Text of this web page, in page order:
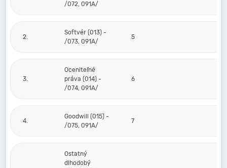
/072, 091A/
2.
Softvér (013) -
/073, 091A/
5
3.
Oceniteľné
práva (014) -
/074, 091A/
6
4.
Goodwill (015) -
/075, 091A/
7
Ostatný
dlhodobý